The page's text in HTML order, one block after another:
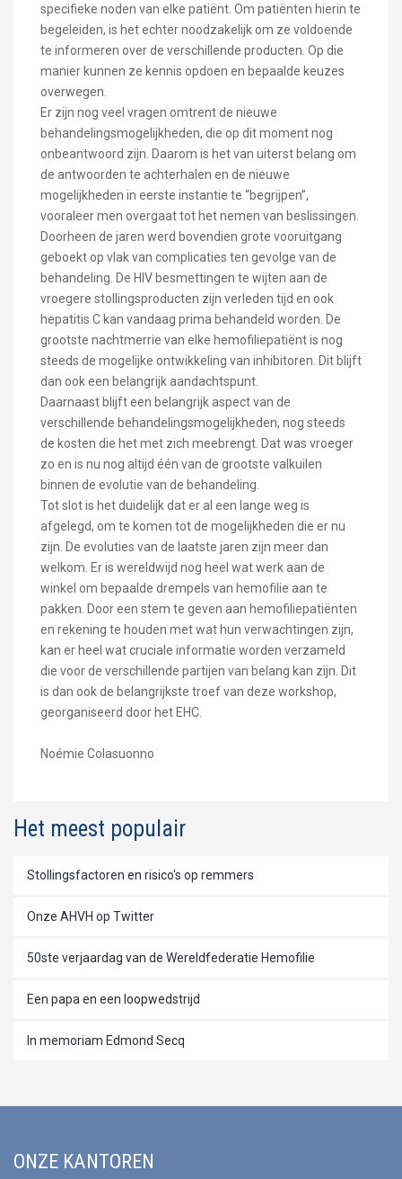
specifieke noden van elke patiënt. Om patiënten hierin te
begeleiden, is het echter noodzakelijk om ze voldoende
te informeren over de verschillende producten. Op die
manier kunnen ze kennis opdoen en bepaalde keuzes
overwegen.
Er zijn nog veel vragen omtrent de nieuwe
behandelingsmogelijkheden, die op dit moment nog
onbeantwoord zijn. Daarom is het van uiterst belang om
de antwoorden te achterhalen en de nieuwe
mogelijkheden in eerste instantie te “begrijpen”,
vooraleer men overgaat tot het nemen van beslissingen.
Doorheen de jaren werd bovendien grote vooruitgang
geboekt op vlak van complicaties ten gevolge van de
behandeling. De HIV besmettingen te wijten aan de
vroegere stollingsproducten zijn verleden tijd en ook
hepatitis C kan vandaag prima behandeld worden. De
grootste nachtmerrie van elke hemofiliepatiënt is nog
steeds de mogelijke ontwikkeling van inhibitoren. Dit blijft
dan ook een belangrijk aandachtspunt.
Daarnaast blijft een belangrijk aspect van de
verschillende behandelingsmogelijkheden, nog steeds
de kosten die het met zich meebrengt. Dat was vroeger
zo en is nu nog altijd één van de grootste valkuilen
binnen de evolutie van de behandeling.
Tot slot is het duidelijk dat er al een lange weg is
afgelegd, om te komen tot de mogelijkheden die er nu
zijn. De evoluties van de laatste jaren zijn meer dan
welkom. Er is wereldwijd nog heel wat werk aan de
winkel om bepaalde drempels van hemofilie aan te
pakken. Door een stem te geven aan hemofiliepatiënten
en rekening te houden met wat hun verwachtingen zijn,
kan er heel wat cruciale informatie worden verzameld
die voor de verschillende partijen van belang kan zijn. Dit
is dan ook de belangrijkste troef van deze workshop,
georganiseerd door het EHC.
Noémie Colasuonno
Het meest populair
Stollingsfactoren en risico's op remmers
Onze AHVH op Twitter
50ste verjaardag van de Wereldfederatie Hemofilie
Een papa en een loopwedstrijd
In memoriam Edmond Secq
ONZE KANTOREN